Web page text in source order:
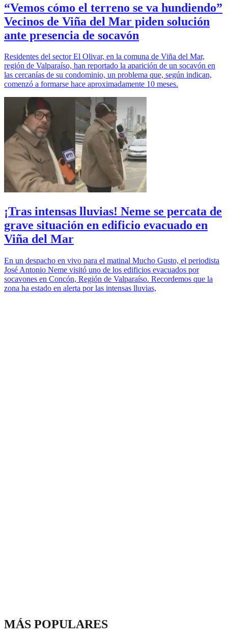
“Vemos cómo el terreno se va hundiendo”
Vecinos de Viña del Mar piden solución
ante presencia de socavón
Residentes del sector El Olivar, en la comuna de Viña del Mar,
región de Valparaíso, han reportado la aparición de un socavón en
las cercanías de su condominio, un problema que, según indican,
comenzó a formarse hace aproximadamente 10 meses.
¡Tras intensas lluvias! Neme se percata de
grave situación en edificio evacuado en
Viña del Mar
En un despacho en vivo para el matinal Mucho Gusto, el periodista
José Antonio Neme visitó uno de los edificios evacuados por
socavones en Concón, Región de Valparaíso. Recordemos que la
zona ha estado en alerta por las intensas lluvias,
MÁS POPULARES